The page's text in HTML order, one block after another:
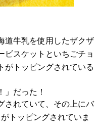
道牛乳を使用したザクザ
ビスケットといちごチョ
がトッピングされている
」だった！
されていて、その上にバ
トッピングされていま